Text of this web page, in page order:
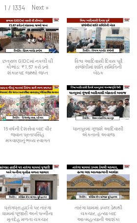
1 / 1334 Next »
છત્રાલ GIDCમાં નકલી ઘી
કૌભાંડ: ₹1.67 કરોડનો
શંકાસ્પદ જથ્થો જપ્ત
વિશ્વ આદિવાસી દિવસ પૂર્વે
સંજેલીમાં શાંતિ સમિતિની
બેઠક
16 વર્ષની દેશસેવા બાદ વીર
જવાન પ્રતાપસિંહ
મકવાણાનું ભવ્ય સ્વાગત
ધાનપુરમાં ગૂંજશે આદિવાસી
એકતાનો અવાજ
ધ્રાંગધ્રા હાઈવે પર તારંગા
ધામમાં પૂજારી અને પત્નીના
મૃતદેહ મળતા ચકચાર
તારંગા ધામમાં ડબલ ડેથથી
ચકચાર, હત્યા બાદ
આત્મહત્યાની આશંકા